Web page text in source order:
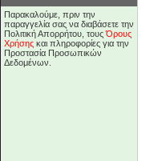
Παρακαλούμε, πριν την
παραγγελία σας να διαβάσετε την
Πολιτική Απορρήτου, τουςΌρους
Χρήσης και πληροφορίες για την
Προστασία Προσωπικών
Δεδομένων.